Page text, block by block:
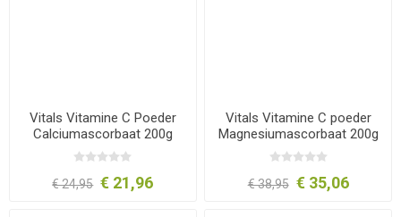
Vitals Vitamine C Poeder
Calciumascorbaat 200g
€ 24,95 € 21,96
Vitals Vitamine C poeder
Magnesiumascorbaat 200g
€ 38,95 € 35,06